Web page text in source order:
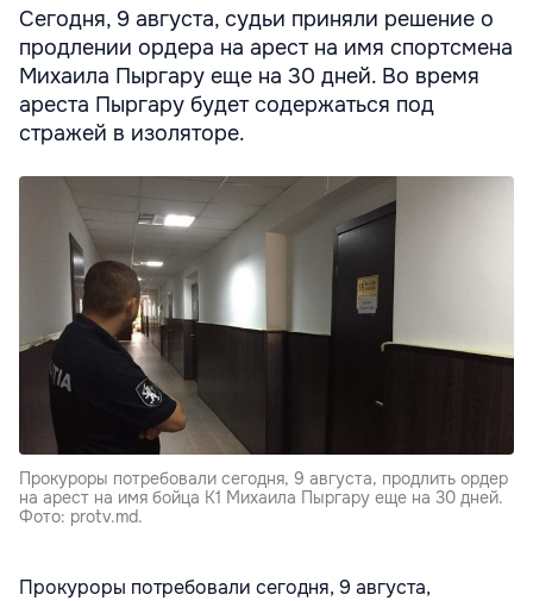
Сегодня, 9 августа, судьи приняли решение о
продлении ордера на арест на имя спортсмена
Михаила Пыргару еще на 30 дней. Во время
ареста Пыргару будет содержаться под
стражей в изоляторе.
Прокуроры потребовали сегодня, 9 августа, продлить ордер
на арест на имя бойца K1 Михаила Пыргару еще на 30 дней.
Фото: protv.md.
Прокуроры потребовали сегодня, 9 августа,